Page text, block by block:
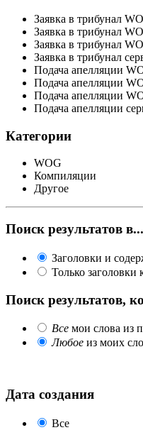
Заявка в трибунал
Заявка в трибунал
Заявка в трибунал
Заявка в трибунал
Подача апелляции
Подача апелляции
Подача апелляции
Подача апелляции
Категории
WOG
Компиляции
Другое
Поиск результатов в...
Заголовки и
Только заголовки
Поиск результатов,
Все мои слова из
Любое из моих
Дата создания
Все